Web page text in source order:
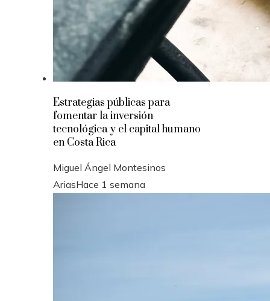
Estrategias públicas para
fomentar la inversión
tecnológica y el capital humano
en Costa Rica
Miguel Ángel Montesinos
AriasHace 1 semana